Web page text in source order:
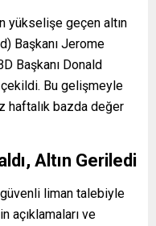
yükselişe geçen altın
Başkanı Jerome
Başkanı Donald
çekildi. Bu gelişmeyle
haftalık bazda değer
Altın Geriledi
liman talebiyle
açıklamaları ve